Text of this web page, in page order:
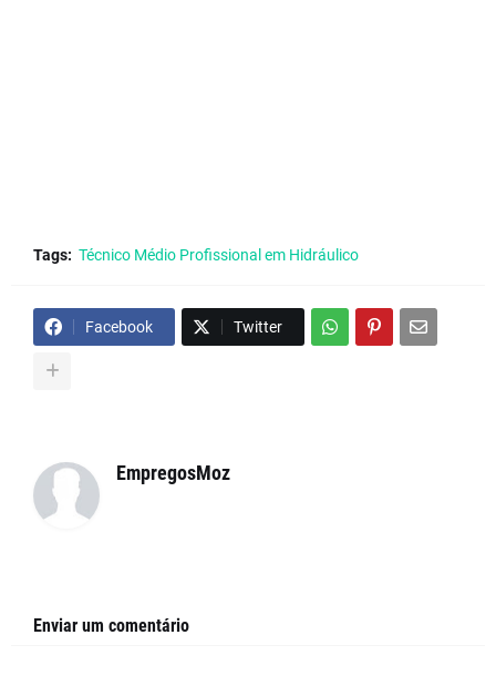
Tags: Técnico Médio Profissional em Hidráulico
Facebook Twitter
EmpregosMoz
Enviar um comentário